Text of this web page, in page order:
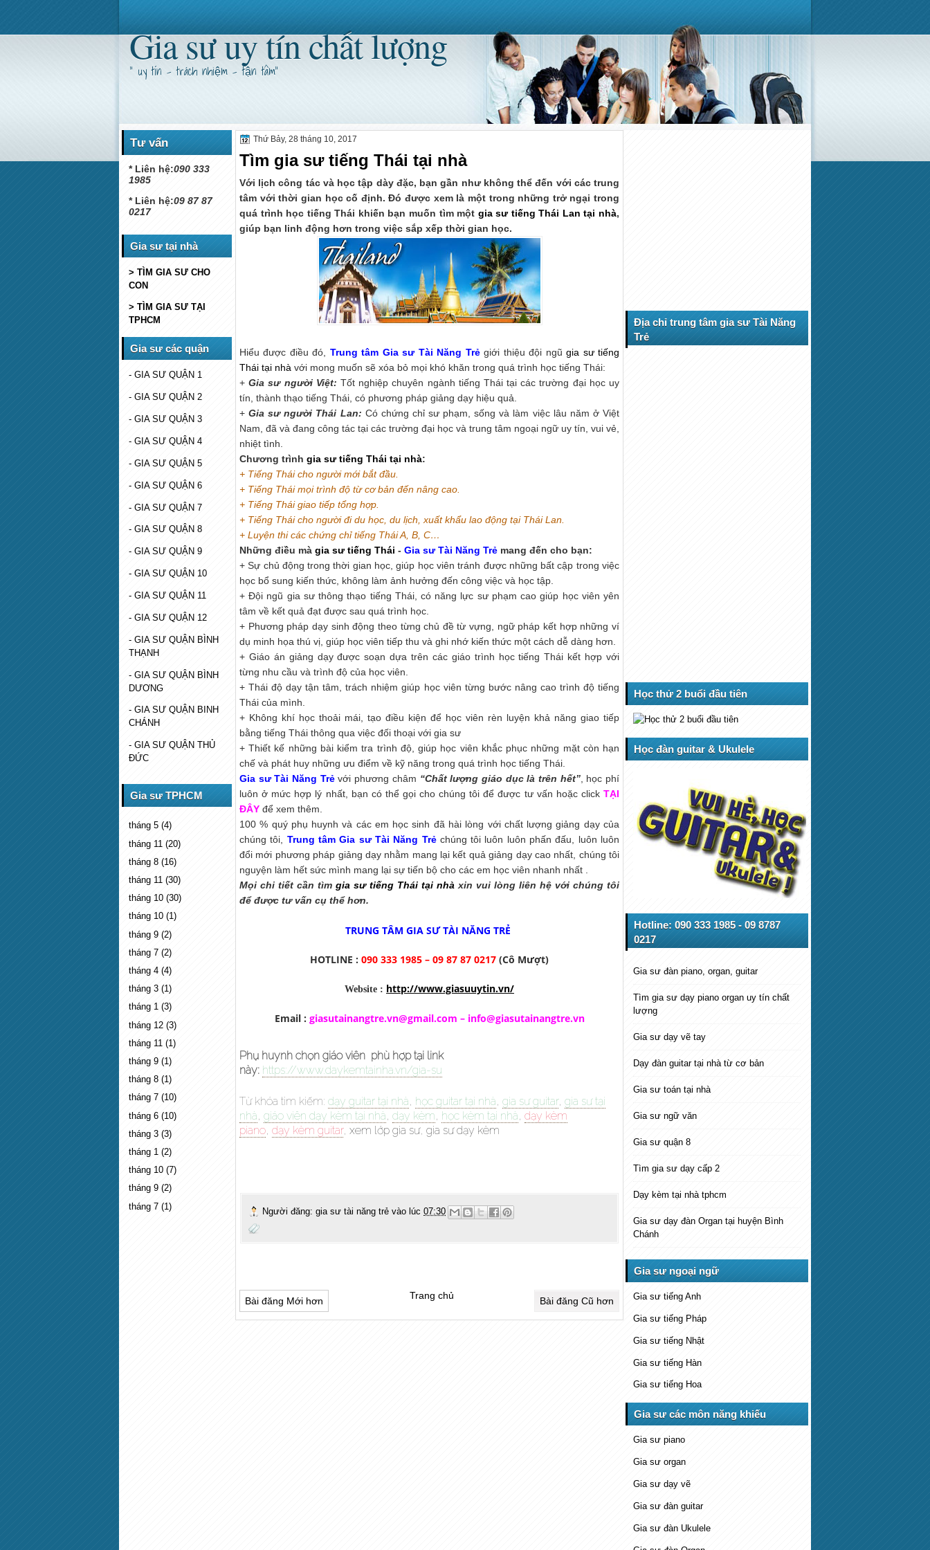
Gia sư uy tín chất lượng
" uy tín - trách nhiệm - tận tâm"
Địa chỉ trung tâm gia sư Tài Năng
Trẻ
Học thử 2 buổi đầu tiên
Học đàn guitar & Ukulele
Hotline: 090 333 1985 - 09 8787
0217
Gia sư đàn piano, organ, guitar
Tìm gia sư dạy piano organ uy tín chất
lượng
Gia sư dạy vẽ tay
Dạy đàn guitar tại nhà từ cơ bản
Gia sư toán tại nhà
Gia sư ngữ văn
Gia sư quận 8
Tìm gia sư dạy cấp 2
Dạy kèm tại nhà tphcm
Gia sư dạy đàn Organ tại huyện Bình
Chánh
Gia sư ngoại ngữ
Gia sư tiếng Anh
Gia sư tiếng Pháp
Gia sư tiếng Nhật
Gia sư tiếng Hàn
Gia sư tiếng Hoa
Gia sư các môn năng khiếu
Gia sư piano
Gia sư organ
Gia sư dạy vẽ
Gia sư đàn guitar
Gia sư đàn Ukulele
Thứ Bảy, 28 tháng 10, 2017
Tìm gia sư tiếng Thái tại nhà
Với lịch công tác và học tập dày đặc, bạn gần như không thể đến với các trung
tâm với thời gian học cố định. Đó được xem là một trong những trở ngại trong
quá trình học tiếng Thái khiến bạn muốn tìm một gia sư tiếng Thái Lan tại nhà,
giúp bạn linh động hơn trong việc sắp xếp thời gian học.
Hiểu được điều đó, Trung tâm Gia sư Tài Năng Trẻgiới thiệu đội ngũgia sư tiếng
Thái tại nhà với mong muốn sẽ xóa bỏ mọi khó khăn trong quá trình học tiếng Thái:
+Gia sư người Việt: Tốt nghiệp chuyên ngành tiếng Thái tại các trường đại học uy
tín, thành thạo tiếng Thái, có phương pháp giảng dạy hiệu quả.
+Gia sư người Thái Lan: Có chứng chỉ sư phạm, sống và làm việc lâu năm ở Việt
Nam, đã và đang công tác tại các trường đại học và trung tâm ngoại ngữ uy tín, vui vẻ,
nhiệt tình.
Chương trình gia sư tiếng Thái tại nhà:
+ Tiếng Thái cho người mới bắt đầu.
+ Tiếng Thái mọi trình độ từ cơ bản đến nâng cao.
+ Tiếng Thái giao tiếp tổng hợp.
+ Tiếng Thái cho người đi du học, du lịch, xuất khẩu lao động tại Thái Lan.
+ Luyện thi các chứng chỉ tiếng Thái A, B, C…
Những điều mà gia sư tiếng Thái - Gia sư Tài Năng Trẻ mang đến cho bạn:
+ Sự chủ động trong thời gian học, giúp học viên tránh được những bất cập trong việc
học bổ sung kiến thức, không làm ảnh hưởng đến công việc và học tập.
+ Đội ngũ gia sư thông thạo tiếng Thái, có năng lực sư phạm cao giúp học viên yên
tâm về kết quả đạt được sau quá trình học.
+ Phương pháp dạy sinh động theo từng chủ đề từ vựng, ngữ pháp kết hợp những ví
dụ minh họa thú vị, giúp học viên tiếp thu và ghi nhớ kiến thức một cách dễ dàng hơn.
+ Giáo án giảng dạy được soạn dựa trên các giáo trình học tiếng Thái kết hợp với
từng nhu cầu và trình độ của học viên.
+ Thái độ dạy tận tâm, trách nhiệm giúp học viên từng bước nâng cao trình độ tiếng
Thái của mình.
+ Không khí học thoải mái, tạo điều kiện để học viên rèn luyện khả năng giao tiếp
bằng tiếng Thái thông qua việc đối thoại với gia sư
+ Thiết kế những bài kiểm tra trình độ, giúp học viên khắc phục những mặt còn hạn
chế và phát huy những ưu điểm về kỹ năng trong quá trình học tiếng Thái.
Gia sư Tài Năng Trẻvới phương châm “Chất lượng giáo dục là trên hết”, học phí
luôn ở mức hợp lý nhất, bạn có thể gọi cho chúng tôi để được tư vấn hoặc click TẠI
ĐÂY để xem thêm.
100 % quý phụ huynh và các em học sinh đã hài lòng với chất lượng giảng dạy của
chúng tôi, Trung tâm Gia sư Tài Năng Trẻchúng tôi luôn luôn phấn đấu, luôn luôn
đổi mới phương pháp giảng dạy nhằm mang lại kết quả giảng dạy cao nhất, chúng tôi
nguyện làm hết sức mình mang lại sự tiến bộ cho các em học viên nhanh nhất .
Mọi chi tiết cần tìm gia sư tiếng Thái tại nhà xin vui lòng liên hệ với chúng tôi
để được tư vấn cụ thể hơn.
TRUNG TÂM GIA SƯ TÀI NĂNG TRẺ
HOTLINE : 090 333 1985 – 09 87 87 0217 (Cô Mượt)
Website : http://www.giasuuytin.vn/
Email : giasutainangtre.vn@gmail.com – info@giasutainangtre.vn
Phụ huynh chọn giáo viên phù hợp tại link
này: https://www.daykemtainha.vn/gia-su
Từ khóa tìm kiếm: dạy guitar tại nhà, học guitar tại nhà, gia sư guitar, gia sư tại
nhà, giáo viên dạy kèm tại nhà, dạy kèm, học kèm tại nhà, dạy kèm
piano, dạy kèm guitar, xem lớp gia sư, gia sư dạy kèm
Người đăng: gia sư tài năng trẻ vào lúc 07:30
Bài đăng Mới hơn Bài đăng Cũ hơn
Trang chủ
Tư vấn
* Liên hệ:090 333
1985
* Liên hệ:09 87 87
0217
Gia sư tại nhà
> TÌM GIA SƯ CHO
CON
> TÌM GIA SƯ TẠI
TPHCM
Gia sư các quận
- GIA SƯ QUẬN 1
- GIA SƯ QUẬN 2
- GIA SƯ QUẬN 3
- GIA SƯ QUẬN 4
- GIA SƯ QUẬN 5
- GIA SƯ QUẬN 6
- GIA SƯ QUẬN 7
- GIA SƯ QUẬN 8
- GIA SƯ QUẬN 9
- GIA SƯ QUẬN 10
- GIA SƯ QUẬN 11
- GIA SƯ QUẬN 12
- GIA SƯ QUẬN BÌNH
THẠNH
- GIA SƯ QUẬN BÌNH
DƯƠNG
- GIA SƯ QUẬN BINH
CHÁNH
- GIA SƯ QUẬN THỦ
ĐỨC
Gia sư TPHCM
tháng 5 (4)
tháng 11 (20)
tháng 8 (16)
tháng 11 (30)
tháng 10 (30)
tháng 10 (1)
tháng 9 (2)
tháng 7 (2)
tháng 4 (4)
tháng 3 (1)
tháng 1 (3)
tháng 12 (3)
tháng 11 (1)
tháng 9 (1)
tháng 8 (1)
tháng 7 (10)
tháng 6 (10)
tháng 3 (3)
tháng 1 (2)
tháng 10 (7)
tháng 9 (2)
tháng 7 (1)